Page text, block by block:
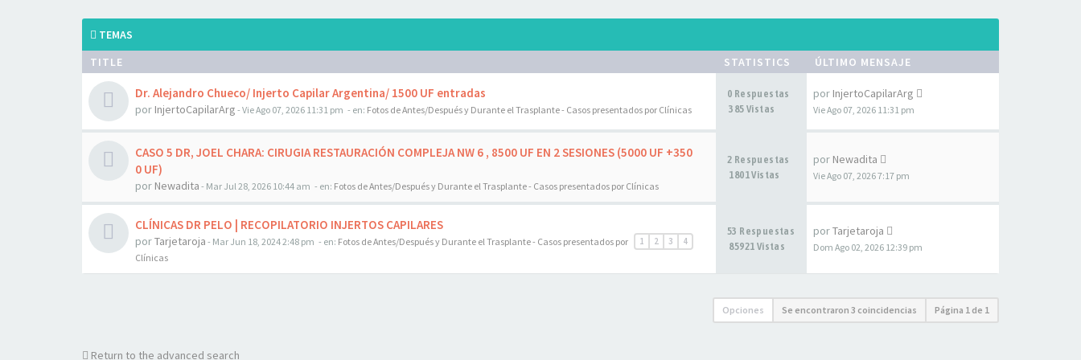
TEMAS
TITLE
STATISTICS ÚLTIMO MENSAJE
Dr. Alejandro Chueco/ Injerto Capilar Argentina/ 1500 UF entradas
por InjertoCapilarArg - Vie Ago 07, 2026 11:31 pm - en: Fotos de Antes/Después y Durante el Trasplante - Casos presentados por Clínicas
0 Respuestas
385 Vistas
por InjertoCapilarArg
Vie Ago 07, 2026 11:31 pm
CASO 5 DR, JOEL CHARA: CIRUGIA RESTAURACIÓN COMPLEJA NW 6 , 8500 UF EN 2 SESIONES (5000 UF +350
0 UF)
por Newadita - Mar Jul 28, 2026 10:44 am - en: Fotos de Antes/Después y Durante el Trasplante - Casos presentados por Clínicas
2 Respuestas
1801 Vistas
por Newadita
Vie Ago 07, 2026 7:17 pm
CLÍNICAS DR PELO | RECOPILATORIO INJERTOS CAPILARES
1 2 3 4
porTarjetaroja - Mar Jun 18, 2024 2:48 pm - en: Fotos de Antes/Después y Durante el Trasplante - Casos presentados por
Clínicas
53 Respuestas
85921 Vistas
porTarjetaroja
Dom Ago 02, 2026 12:39 pm
Opciones Se encontraron 3 coincidencias Página 1 de 1
Return to the advanced search